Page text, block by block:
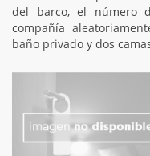
del barco, el número
compañía
baño privado y dos